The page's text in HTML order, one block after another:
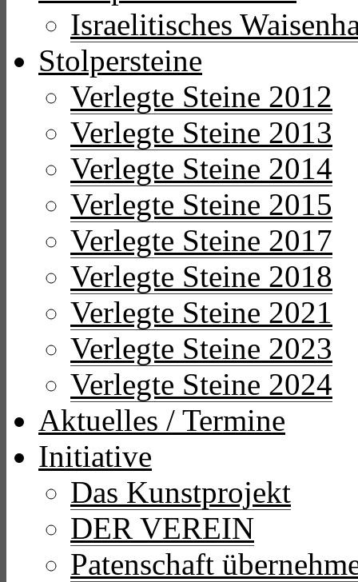
Israelitisches
Stolpersteine
Verlegte Steine 2012
Verlegte Steine 2013
Verlegte Steine 2014
Verlegte Steine 2015
Verlegte Steine 2017
Verlegte Steine 2018
Verlegte Steine 2021
Verlegte Steine 2023
Verlegte Steine 2024
Aktuelles / Termine
Initiative
Das Kunstprojekt
DER VEREIN
Patenschaft